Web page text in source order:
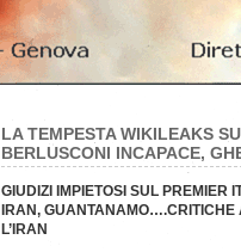
LA TEMPESTA WIKILEAKS
BERLUSCONI INCAPACE,
GIUDIZI IMPIETOSI SUL PREMIER
IRAN,
L’IRAN